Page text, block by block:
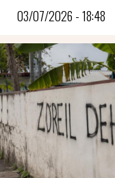
03/07/2026 - 18:48